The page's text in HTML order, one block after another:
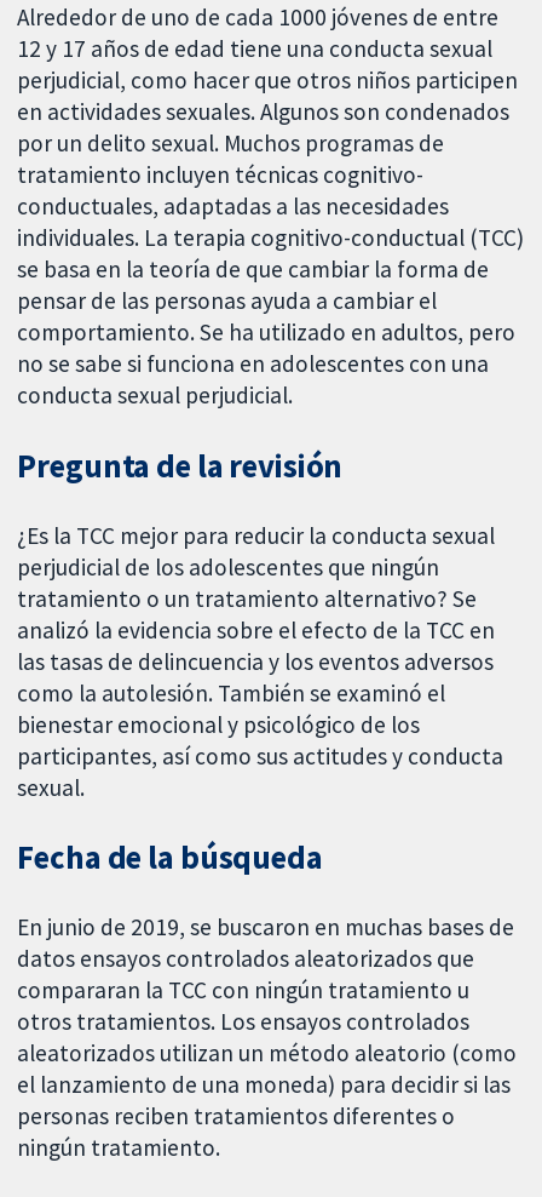
Alrededor de uno de cada 1000 jóvenes de entre
12 y 17 años de edad tiene una conducta sexual
perjudicial, como hacer que otros niños participen
en actividades sexuales. Algunos son condenados
por un delito sexual. Muchos programas de
tratamiento incluyen técnicas cognitivo-
conductuales, adaptadas a las necesidades
individuales. La terapia cognitivo-conductual (TCC)
se basa en la teoría de que cambiar la forma de
pensar de las personas ayuda a cambiar el
comportamiento. Se ha utilizado en adultos, pero
no se sabe si funciona en adolescentes con una
conducta sexual perjudicial.
Pregunta de la revisión
¿Es la TCC mejor para reducir la conducta sexual
perjudicial de los adolescentes que ningún
tratamiento o un tratamiento alternativo? Se
analizó la evidencia sobre el efecto de la TCC en
las tasas de delincuencia y los eventos adversos
como la autolesión. También se examinó el
bienestar emocional y psicológico de los
participantes, así como sus actitudes y conducta
sexual.
Fecha de la búsqueda
En junio de 2019, se buscaron en muchas bases de
datos ensayos controlados aleatorizados que
compararan la TCC con ningún tratamiento u
otros tratamientos. Los ensayos controlados
aleatorizados utilizan un método aleatorio (como
el lanzamiento de una moneda) para decidir si las
personas reciben tratamientos diferentes o
ningún tratamiento.